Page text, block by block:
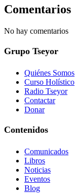
Comentarios
No hay comentarios
Grupo Tseyor
Quiénes Somos
Curso Holístico
Radio Tseyor
Contactar
Donar
Contenidos
Comunicados
Libros
Noticias
Eventos
Blog